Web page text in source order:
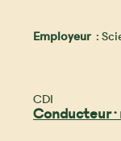
Employeur:
CDI